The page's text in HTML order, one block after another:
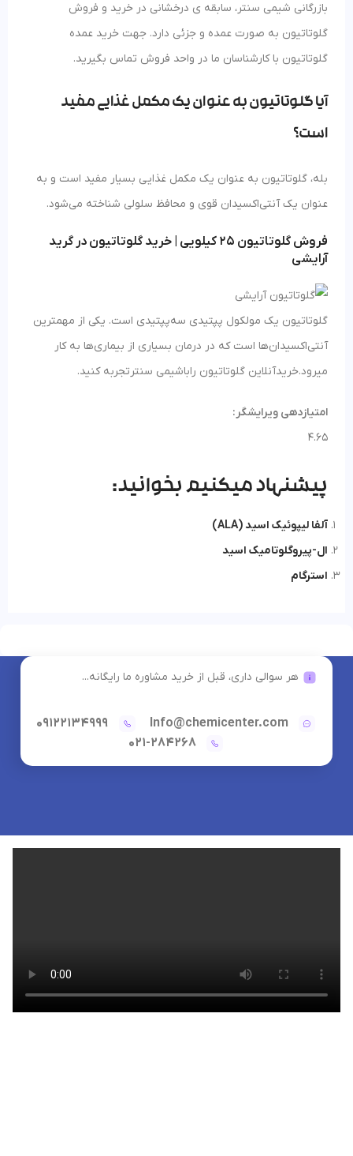
بازرگانی شیمی سنتر، سابقه ی درخشانی در خرید و فروش
گلوتاتیون به صورت عمده و جزئی دارد. جهت خرید عمده
گلوتاتیون با کارشناسان ما در واحد فروش تماس بگیرید.
آیا گلوتاتیون به عنوان یک مکمل غذایی مفید
است؟
بله، گلوتاتیون به عنوان یک مکمل غذایی بسیار مفید است و به
عنوان یک آنتی‌اکسیدان قوی و محافظ سلولی شناخته می‌شود.
فروش گلوتاتیون 25 کیلویی | خرید گلوتاتیون در گرید
آرایشی
گلوتاتیون یک مولکول پپتیدی سه‌پپتیدی است. یکی از مهمترین
آنتی‌اکسیدان‌ها است که در درمان بسیاری از بیماری‌ها به کار
میرود.خریدآنلاین گلوتاتیون راباشیمی سنترتجربه کنید.
امتیازدهی ویرایشگر:
4.65
پیشنهاد میکنیم بخوانید:
آلفا لیپوئیک اسید (ALA)
ال-پیروگلوتامیک اسید
استرگام
هر سوالی داری، قبل از خرید مشاوره ما رایگانه...
Info@chemicenter.com
09122134999
021-284268